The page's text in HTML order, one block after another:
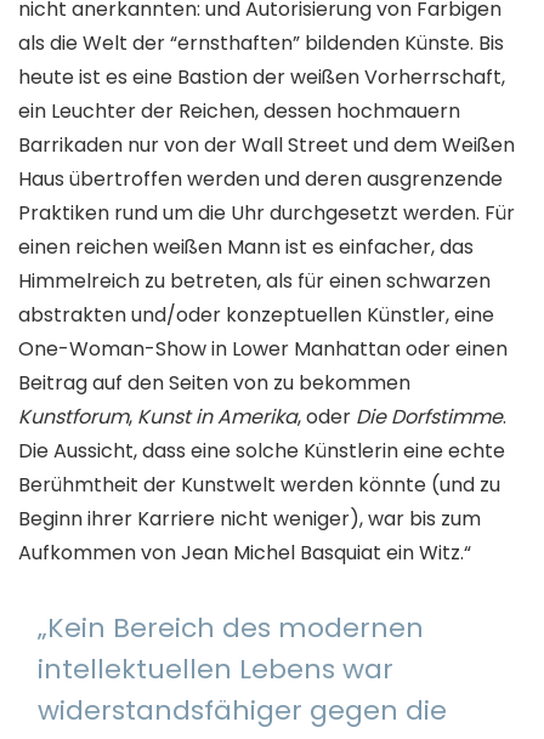
nicht anerkannten: und Autorisierung von Farbigen
als die Welt der “ernsthaften” bildenden Künste. Bis
heute ist es eine Bastion der weißen Vorherrschaft,
ein Leuchter der Reichen, dessen hochmauern
Barrikaden nur von der Wall Street und dem Weißen
Haus übertroffen werden und deren ausgrenzende
Praktiken rund um die Uhr durchgesetzt werden. Für
einen reichen weißen Mann ist es einfacher, das
Himmelreich zu betreten, als für einen schwarzen
abstrakten und/oder konzeptuellen Künstler, eine
One-Woman-Show in Lower Manhattan oder einen
Beitrag auf den Seiten von zu bekommen
Kunstforum, Kunst in Amerika, oder Die Dorfstimme.
Die Aussicht, dass eine solche Künstlerin eine echte
Berühmtheit der Kunstwelt werden könnte (und zu
Beginn ihrer Karriere nicht weniger), war bis zum
Aufkommen von Jean Michel Basquiat ein Witz.“
„Kein Bereich des modernen
intellektuellen Lebens war
widerstandsfähiger gegen die